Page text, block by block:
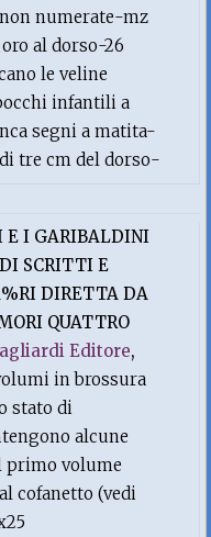
numerate-mz
al dorso-26
le veline
infantili a
segni a matita-
tre cm del dorso-
E I GARIBALDINI
SCRITTI E
DIRETTA DA
QUATTRO
Editore,
in brossura
stato di
alcune
volume
cofanetto (vedi